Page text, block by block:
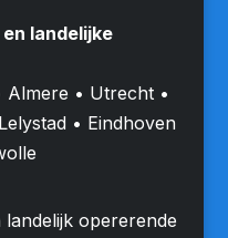
landelijke
Almere • Utrecht •
• Eindhoven
opererende